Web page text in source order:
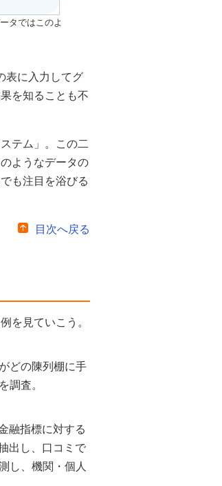
タではこのよ
表に入力してグ
を知ることも不
テム」。この二
ようなデータの
も注目を浴びる
目次へ戻る
を見ていこう。
どの陳列棚に手
調査。
融指標に対する
出し、口コミで
し、機関・個人